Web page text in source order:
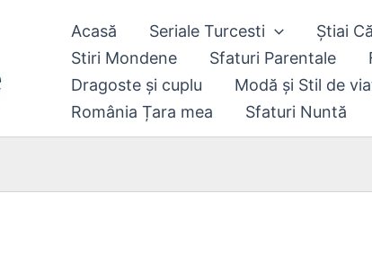
Acasă Seriale Turcesti Știai
Stiri Mondene
Sfaturi Parentale
Dragoste și cuplu
Modă și Stil de
România Țara mea
Sfaturi Nuntă